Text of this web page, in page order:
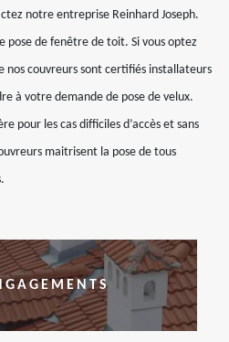
notre entreprise Reinhard Joseph.
pose de fenêtre de toit. Si vous optez
nos couvreurs sont certifiés installateurs
à votre demande de pose de velux.
pour les cas difficiles d’accès et sans
maitrisent la pose de tous